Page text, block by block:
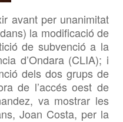
avant per unanimitat
la modificació de
de subvenció a la
d’Ondara (CLIA); i
dels dos grups de
de l’accés oest de
va mostrar les
Joan Costa, per la